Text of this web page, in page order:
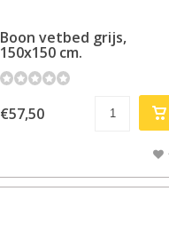
Boon vetbed grijs,
150x150 cm.
€57,50